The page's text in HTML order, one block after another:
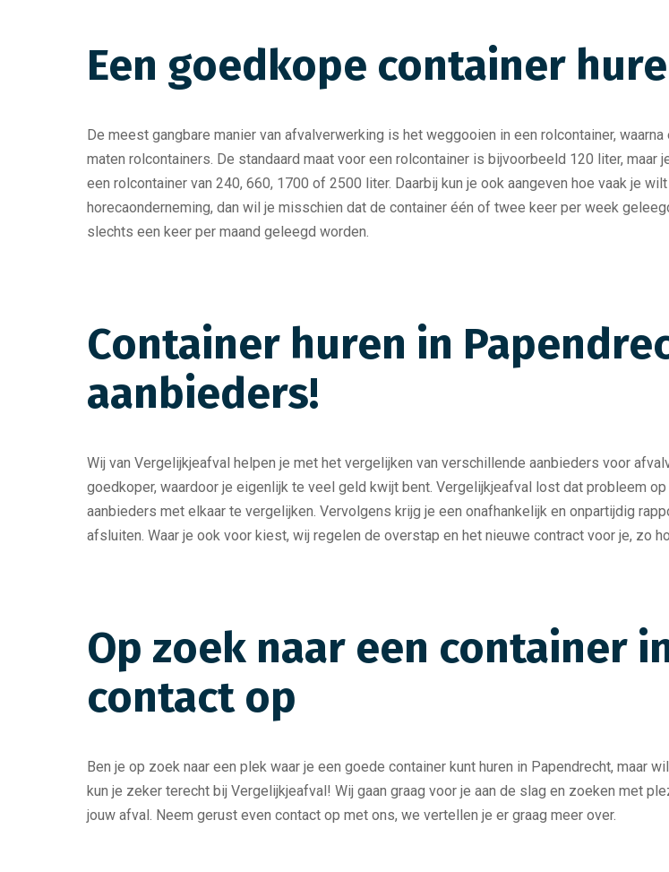
Een goedkope container
De meest gangbare manier van afvalverwerking is het weggooien in een rolcontainer,
maten rolcontainers. De standaard maat voor een rolcontainer is bijvoorbeeld 120 liter, maar
een rolcontainer van 240, 660, 1700 of 2500 liter. Daarbij kun je ook aangeven hoe vaak je
horecaonderneming, dan wil je misschien dat de container één of twee keer per week
slechts een keer per maand geleegd worden.
Container huren in
aanbieders!
Wij van Vergelijkjeafval helpen je met het vergelijken van verschillende aanbieders voor
goedkoper, waardoor je eigenlijk te veel geld kwijt bent. Vergelijkjeafval lost dat probleem
aanbieders met elkaar te vergelijken. Vervolgens krijg je een onafhankelijk en onpartijdig
afsluiten. Waar je ook voor kiest, wij regelen de overstap en het nieuwe contract voor je, zo
Op zoek naar een container
contact op
Ben je op zoek naar een plek waar je een goede container kunt huren in Papendrecht, maar
kun je zeker terecht bij Vergelijkjeafval! Wij gaan graag voor je aan de slag en zoeken met
jouw afval. Neem gerust even contact op met ons, we vertellen je er graag meer over.